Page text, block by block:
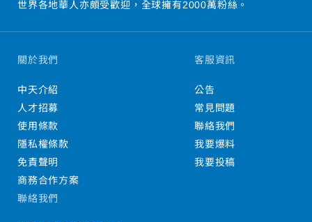
世界各地華人亦頗受歡迎，全球擁有2000萬粉絲。
關於我們
中天介紹
人才招募
使用條款
隱私權條款
免責聲明
商務合作方案
客服資訊
公告
常見問題
聯絡我們
我要爆料
我要投稿
聯絡我們